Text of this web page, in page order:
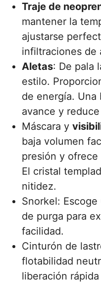
Traje de
mantener la
ajustarse
infiltraciones de
Aletas: De pala
estilo.
de energía. Una
avance y
Máscara y
baja volumen
presión y ofrece
El cristal
nitidez.
Snorkel:
de purga para
facilidad.
Cinturón de
flotabilidad
liberación